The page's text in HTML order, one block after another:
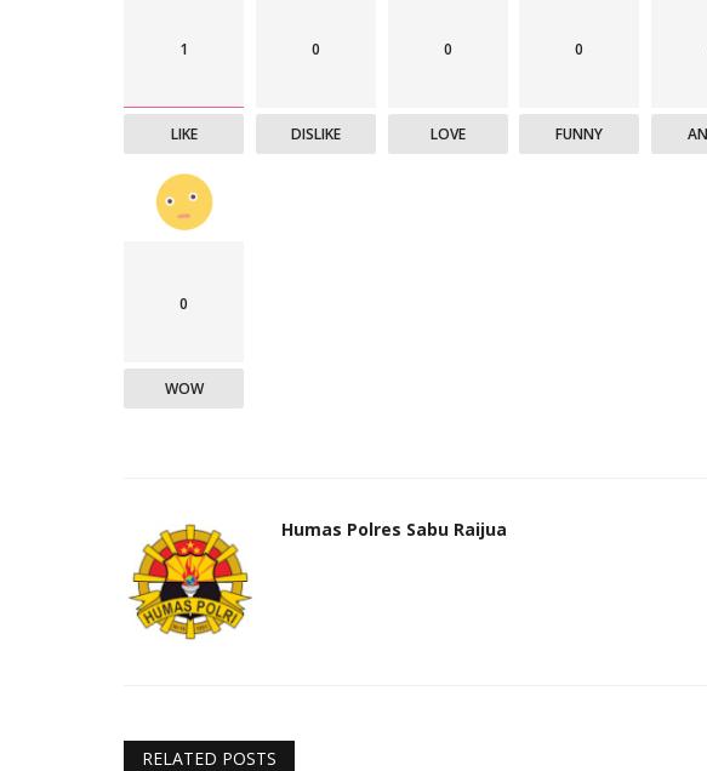
1
LIKE
0
DISLIKE
0
LOVE
0
FUNNY
0
WOW
Humas Polres Sabu Raijua
RELATED POSTS